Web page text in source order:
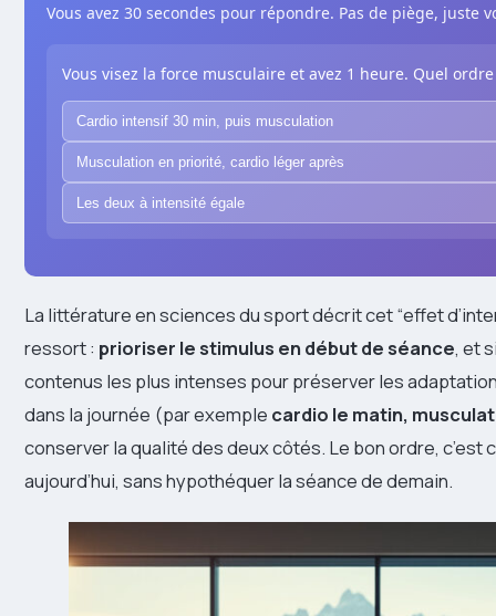
Vous avez 30 secondes pour répondre. Pas de piège, juste
Vous visez la force musculaire et avez 1 heure. Quel
Cardio intensif 30 min, puis musculation
Musculation en priorité, cardio léger après
Les deux à intensité égale
La littérature en sciences du sport décrit cet “effet
ressort : prioriser le stimulus en début de séance, et
contenus les plus intenses pour préserver les
dans la journée (par exemple cardio le matin,
conserver la qualité des deux côtés. Le bon ordre,
aujourd’hui, sans hypothéquer la séance de demain.